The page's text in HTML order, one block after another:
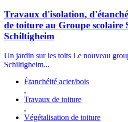
Travaux d'isolation,
de toiture au Groupe scolaire
Schiltigheim
Un jardin sur les toits Le nouveau
Schiltigheim...
Étanchéité acier/bois
,
Travaux de toiture
,
Végétalisation de toiture